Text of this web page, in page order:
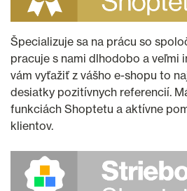
Špecializuje sa na prácu so
pracuje s nami dlhodobo a veľmi
vám vyťažiť z vášho e-shopu to
desiatky pozitívnych referencií.
funkciách Shoptetu a aktívne
klientov.